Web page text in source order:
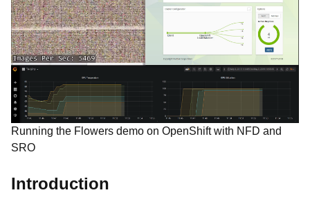
Running the Flowers demo on OpenShift with NFD and
SRO
Introduction